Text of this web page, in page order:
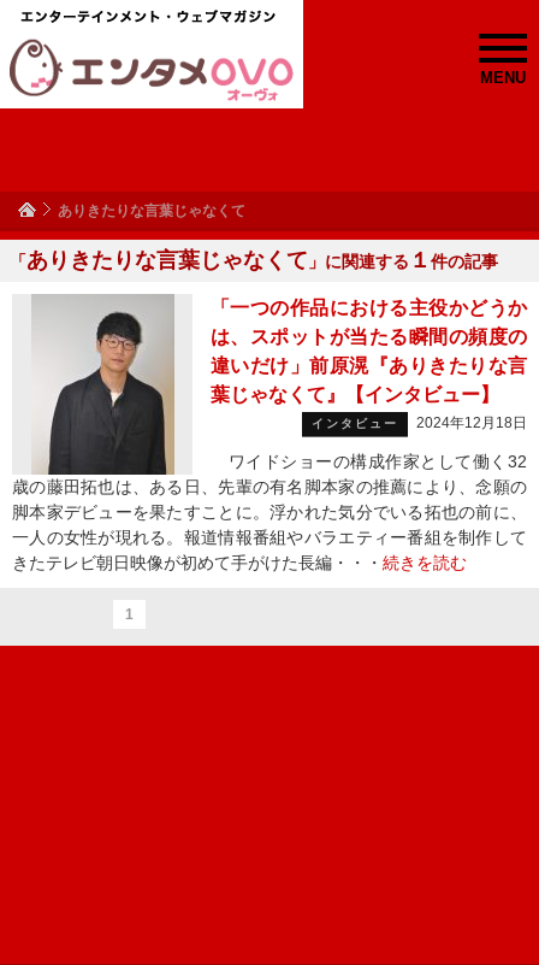
MENU
ありきたりな言葉じゃなくて
「ありきたりな言葉じゃなくて 」に関連する １ 件の記事
「一つの作品における主役かどうか
は、スポットが当たる瞬間の頻度の
違いだけ」前原滉『ありきたりな言
葉じゃなくて』【インタビュー】
インタビュー 2024年12月18日
ワイドショーの構成作家として働く32
歳の藤田拓也は、ある日、先輩の有名脚本家の推薦により、念願の
脚本家デビューを果たすことに。浮かれた気分でいる拓也の前に、
一人の女性が現れる。報道情報番組やバラエティー番組を制作して
きたテレビ朝日映像が初めて手がけた長編・・・ 続きを読む
1